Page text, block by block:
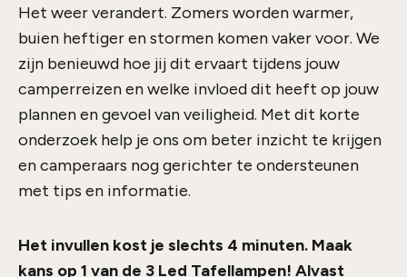
Het weer verandert. Zomers worden warmer,
buien heftiger en stormen komen vaker voor. We
zijn benieuwd hoe jij dit ervaart tijdens jouw
camperreizen en welke invloed dit heeft op jouw
plannen en gevoel van veiligheid. Met dit korte
onderzoek help je ons om beter inzicht te krijgen
en camperaars nog gerichter te ondersteunen
met tips en informatie.
Het invullen kost je slechts 4 minuten. Maak
kans op 1 van de 3 Led Tafellampen! Alvast